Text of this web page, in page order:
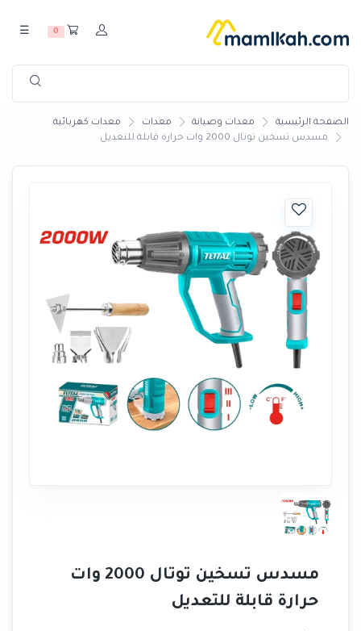
0
☰
الصفحة الرئيسية معدات وصيانة معدات
معدات كهربائية
مسدس تسخين توتال 2000 وات حرارة قابلة للتعديل
مسدس تسخين توتال 2000 وات
حرارة قابلة للتعديل